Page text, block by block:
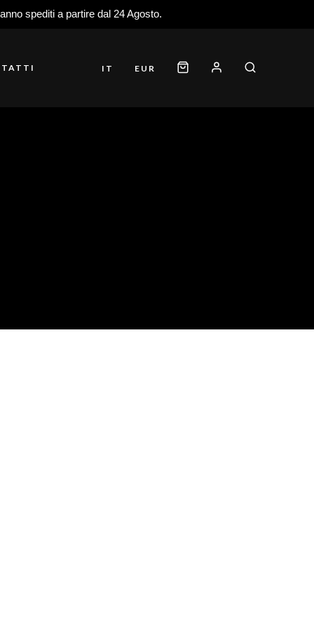
spediti a partire dal 24 Agosto.
IT EUR